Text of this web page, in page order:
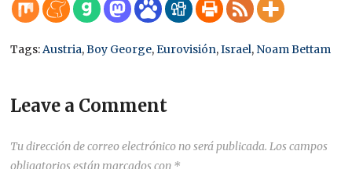
Tags:Austria,Boy George,Eurovisión,Israel, Noam Bettam
Leave a Comment
Tu dirección de correo electrónico no será publicada. Los campos
obligatorios están marcados con *